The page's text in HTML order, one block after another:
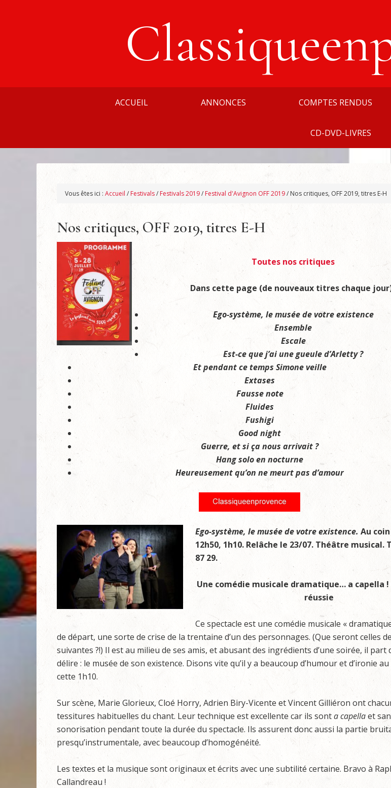
ACCUEIL ANNONCES COMPTES RENDUS
CD-DVD-LIVRES
Vous êtes ici : Accueil / Festivals/ Festivals 2019/ Festival d'Avignon OFF 2019/ Nos critiques, OFF 2019, titres E-H
Nos critiques, OFF 2019, titres E-H
Toutes nos critiques
Dans cette page (de nouveaux titres chaque
Ego-système, le musée de votre existence
Ensemble
Escale
Est-ce que j’ai une gueule d’Arletty ?
Et pendant ce temps Simone veille
Extases
Fausse note
Fluides
Fushigi
Good night
Guerre, et si ça nous arrivait ?
Hang solo en nocturne
Heureusement qu’on ne meurt pas d’amour
Ego-système, le musée de votre existence. Au
12h50, 1h10. Relâche le 23/07. Théâtre musical.
87 29.
Une comédie musicale dramatique… a capella
réussie
Ce spectacle est une comédie musicale «
de départ, une sorte de crise de la trentaine d’un des personnages. (Que seront celles
suivantes ?!) Il est au milieu de ses amis, et abusant des ingrédients d’une soirée, il part
délire : le musée de son existence. Disons vite qu’il y a beaucoup d’humour et d’ironie
cette 1h10.
Sur scène, Marie Glorieux, Cloé Horry, Adrien Biry-Vicente et Vincent Gilliéron ont
tessitures habituelles du chant. Leur technique est excellente car ils sonta capellaet
sonorisation pendant toute la durée du spectacle. Ils assurent donc aussi la partie
presqu’instrumentale, avec beaucoup d’homogénéité.
Les textes et la musique sont originaux et écrits avec une subtilité certaine. Bravo à
Callandreau !